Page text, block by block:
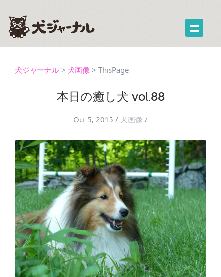
犬ジャーナル > 犬画像 > ThisPage
本日の癒し犬 vol.88
Oct 5, 2015 / 犬画像 /